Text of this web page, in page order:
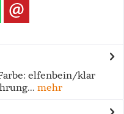
elfenbein/klar
mehr